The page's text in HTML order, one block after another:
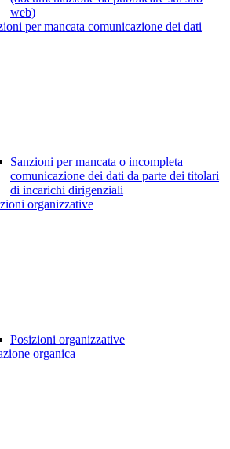
web)
per mancata comunicazione dei dati
Sanzioni per mancata o incompleta
comunicazione dei dati da parte dei titolari
di incarichi dirigenziali
organizzative
Posizioni organizzative
organica